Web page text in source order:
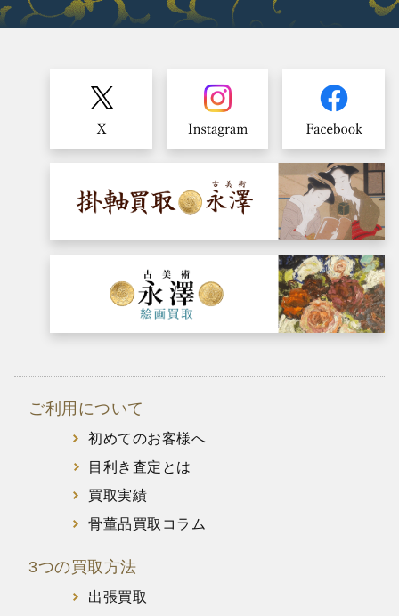
ご利用について
初めてのお客様へ
目利き査定とは
買取実績
骨董品買取コラム
3つの買取方法
出張買取